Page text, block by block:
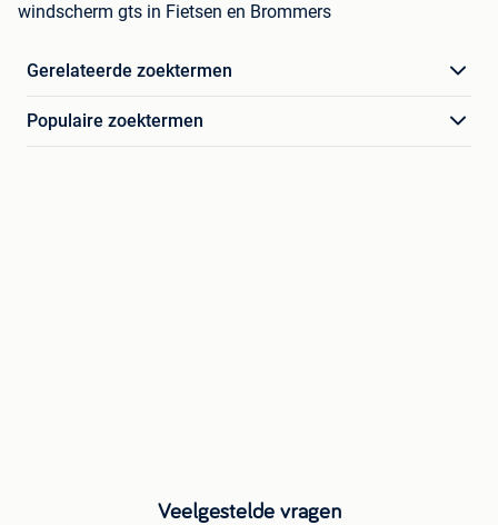
windscherm gts in Fietsen en Brommers
Gerelateerde zoektermen
Populaire zoektermen
Veelgestelde vragen